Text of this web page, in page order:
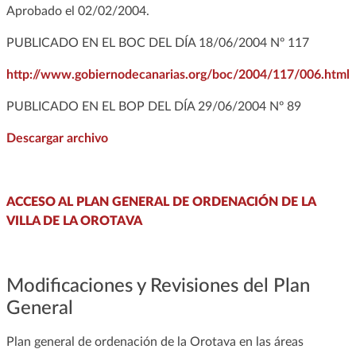
Aprobado el 02/02/2004.
PUBLICADO EN EL BOC DEL DÍA 18/06/2004 Nº 117
http://www.gobiernodecanarias.org/boc/2004/117/006.html
PUBLICADO EN EL BOP DEL DÍA 29/06/2004 Nº 89
Descargar archivo
ACCESO AL PLAN GENERAL DE ORDENACIÓN DE LA
VILLA DE LA OROTAVA
Modificaciones y Revisiones del Plan
General
Plan general de ordenación de la Orotava en las áreas